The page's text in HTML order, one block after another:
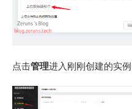
点击管理进入刚刚创建的实